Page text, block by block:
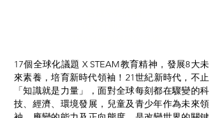
17個全球化議題 X STEAM教育精神，發展8大未
來素養，培育新時代領袖！21世紀新時代，不止
「知識就是力量」，面對全球每刻都在驟變的科
技、經濟、環境發展，兒童及青少年作為未來領